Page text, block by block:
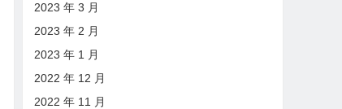
2023 年 3 月
2023 年 2 月
2023 年 1 月
2022 年 12 月
2022 年 11 月